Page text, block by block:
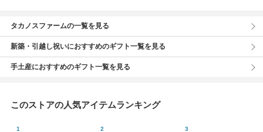
タカノスファームの一覧を見る
新築・引越し祝いにおすすめのギフト一覧を見る
手土産におすすめのギフト一覧を見る
このストアの人気アイテムランキング